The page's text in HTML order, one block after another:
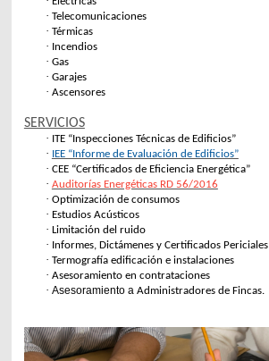
· Telecomunicaciones
· Térmicas
· Incendios
· Gas
· Garajes
· Ascensores
SERVICIOS
· ITE “Inspecciones Técnicas de Edificios”
· IEE “Informe de Evaluación de Edificios”
· CEE “Certificados de Eficiencia Energética”
· Auditorías Energéticas RD 56/2016
· Optimización de consumos
· Estudios Acústicos
· Limitación del ruido
· Informes, Dictámenes y Certificados Periciales
· Termografía edificación e instalaciones
· Asesoramiento en contrataciones
· Asesoramiento a Administradores de Fincas.